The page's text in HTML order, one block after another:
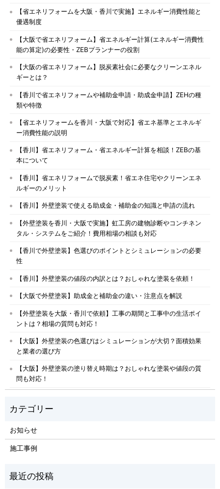
【省エネリフォームを大阪・香川で実施】エネルギー消費性能と
優遇制度
【大阪で省エネリフォーム】省エネルギー計算(エネルギー消費性
能の算定)の必要性・ZEBプランナーの役割
【大阪の省エネリフォーム】脱炭素社会に必要なクリーンエネル
ギーとは？
【香川で省エネリフォームや補助金申請・助成金申請】ZEHの種
類や特徴
【省エネリフォームを香川・大阪で対応】省エネ基準とエネルギ
ー消費性能の説明
【香川】省エネリフォーム・省エネルギー計算を相談！ZEBの基
本について
【香川】省エネリフォームで脱炭素！省エネ住宅やクリーンエネ
ルギーのメリット
【香川】外壁塗装で使える助成金・補助金の知識と申請の流れ
【外壁塗装を香川・大阪で実施】虹工房の建物診断やコンチネン
タル・システムをご紹介！費用相場の相談も対応
【香川で外壁塗装】色選びのポイントとシミュレーションの必要
性
【香川】外壁塗装の値段の内訳とは？おしゃれな塗装を依頼！
【大阪で外壁塗装】助成金と補助金の違い・注意点を解説
【外壁塗装を大阪・香川で依頼】工事の期間と工事中の生活ポイ
ントは？相場の質問も対応！
【大阪】外壁塗装の色選びはシミュレーションが大切？面積効果
と業者の選び方
【大阪】外壁塗装の塗り替え時期は？おしゃれな塗装や値段の質
問も対応！
お知らせ
施工事例